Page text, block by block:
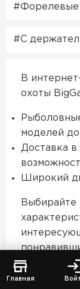
Главная
Форелевые
С
В
охоты
моделей
Доставка в
Широкий
Выбирайте
заказ. Все